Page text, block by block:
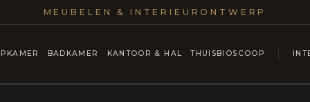
MEUBELEN & INTERIEURONTWERP
BADKAMER KANTOOR & HAL THUISBIOSCOOP